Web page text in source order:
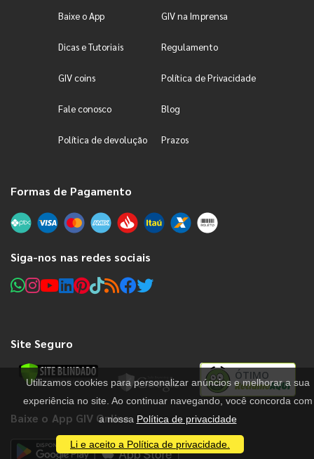
Baixe o App GIV na Imprensa
Dicas e Tutoriais Regulamento
GIV coins Política de Privacidade
Fale conosco Blog
Política de devolução Prazos
Formas de Pagamento
Siga-nos nas redes sociais
Site Seguro
ÓTIMO
Baixe o App GIV Online
Utilizamos cookies para personalizar anúncios e melhorar a sua
experiência no site. Ao continuar navegando, você concorda com
a nossa Política de privacidade
Li e aceito a Política de privacidade.